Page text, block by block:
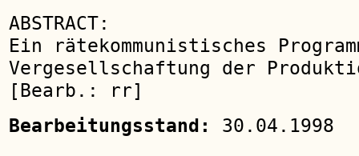
ABSTRACT:
Ein rätekommunistisches
Vergesellschaftung der
[Bearb.: rr]
Bearbeitungsstand:
30.04.1998